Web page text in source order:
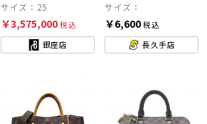
サイズ：25
￥3,575,000税込
銀座店
サイズ：
￥6,600税込
長久手店